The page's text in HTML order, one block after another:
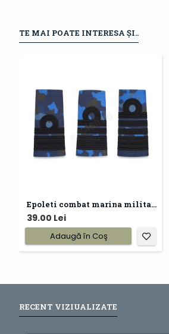
TE MAI POATE INTERESA ȘI..
Epoleti combat marina militara
39.00 Lei
Adaugă în Coş
RECENT VIZIUALIZATE